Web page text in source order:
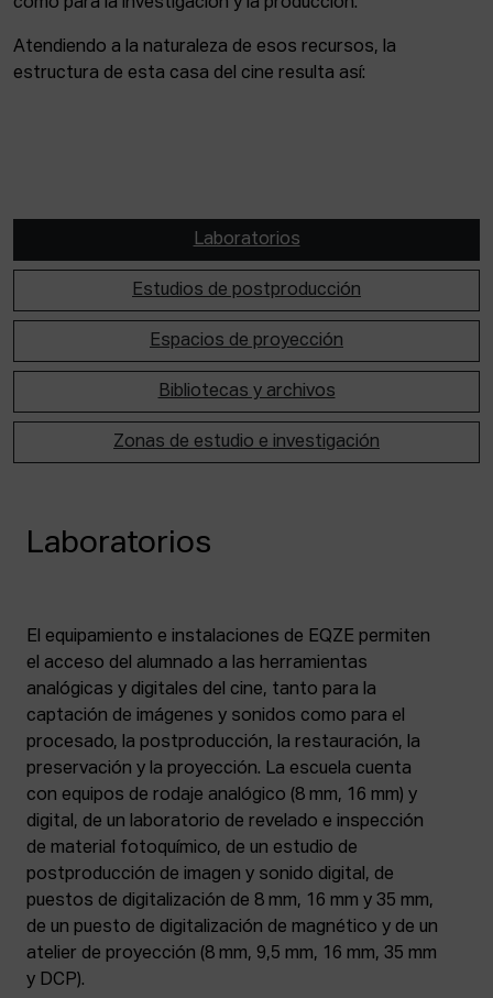
Atendiendo a la naturaleza de esos recursos, la
estructura de esta casa del cine resulta así:
Laboratorios
Estudios de postproducción
Espacios de proyección
Bibliotecas y archivos
Zonas de estudio e investigación
Laboratorios
El equipamiento e instalaciones de EQZE permiten
el acceso del alumnado a las herramientas
analógicas y digitales del cine, tanto para la
captación de imágenes y sonidos como para el
procesado, la postproducción, la restauración, la
preservación y la proyección. La escuela cuenta
con equipos de rodaje analógico (8 mm, 16 mm) y
digital, de un laboratorio de revelado e inspección
de material fotoquímico, de un estudio de
postproducción de imagen y sonido digital, de
puestos de digitalización de 8 mm, 16 mm y 35 mm,
de un puesto de digitalización de magnético y de un
atelier de proyección (8 mm, 9,5 mm, 16 mm, 35 mm
y DCP).